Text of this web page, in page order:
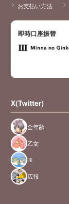
お支払い方法
即時口座振替
X(Twitter)
全年齢
乙女
BL
広報